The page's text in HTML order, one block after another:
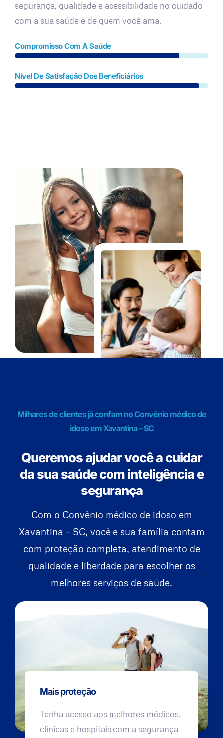
segurança, qualidade e acessibilidade no cuidado
com a sua saúde e de quem você ama.
Compromisso Com A Saúde
Nível De Satisfação Dos Beneficiários
Milhares de clientes já confiam no Convênio médico de
idoso em Xavantina – SC
Queremos ajudar você a cuidar
da sua saúde com inteligência e
segurança
Com o Convênio médico de idoso em
Xavantina – SC, você e sua família contam
com proteção completa, atendimento de
qualidade e liberdade para escolher os
melhores serviços de saúde.
Mais proteção
Tenha acesso aos melhores médicos,
clínicas e hospitais com a segurança